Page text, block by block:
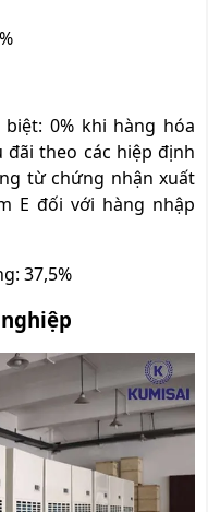
0% khi hàng hóa
theo các hiệp định
từ chứng nhận xuất
E đối với hàng nhập
37,5%